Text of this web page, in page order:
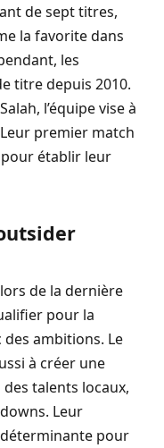
de sept titres,
la favorite dans
les
titre depuis 2010.
l’équipe vise à
premier match
établir leur
de la dernière
pour la
ambitions. Le
à créer une
talents locaux,
Leur
pour